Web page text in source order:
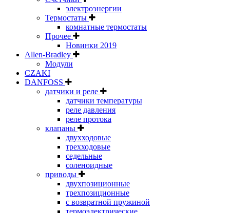
электроэнергии
Термостаты
комнатные термостаты
Прочее
Новинки 2019
Allen-Bradley
Модули
CZAKI
DANFOSS
датчики и реле
датчики температуры
реле давления
реле протока
клапаны
двухходовые
трехходовые
седельные
соленоидные
приводы
двухпозиционные
трехпозиционные
с возвратной пружиной
термоэлектрические